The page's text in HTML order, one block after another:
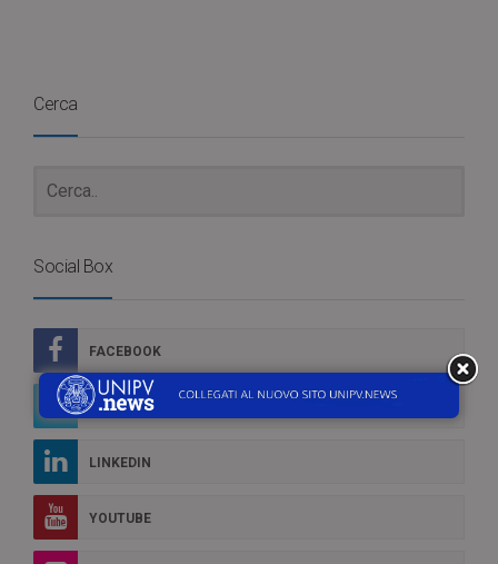
Cerca
Social Box
FACEBOOK
TWITTER
LINKEDIN
YOUTUBE